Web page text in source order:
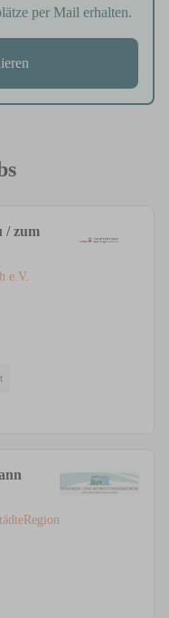
per Mail erhalten.
/ zum
e.V.